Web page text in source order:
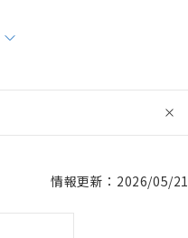
情報更新：2026/05/21